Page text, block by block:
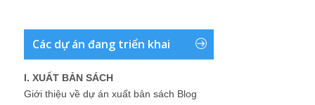
Các dự án đang triển khai
I. XUẤT BẢN SÁCH
Giới thiệu về dự án xuất bản sách Blog